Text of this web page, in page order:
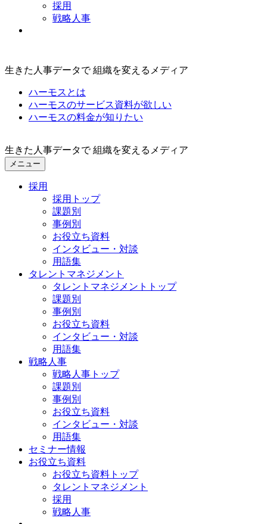
採用
戦略人事
生きた人事データで 組織を変えるメディア
ハーモスとは
ハーモスのサービス資料が欲しい
ハーモスの料金が知りたい
生きた人事データで 組織を変えるメディア
メニュー
採用
採用トップ
課題別
事例別
お役立ち資料
インタビュー・対談
用語集
タレントマネジメント
タレントマネジメントトップ
課題別
事例別
お役立ち資料
インタビュー・対談
用語集
戦略人事
戦略人事トップ
課題別
事例別
お役立ち資料
インタビュー・対談
用語集
セミナー情報
お役立ち資料
お役立ち資料トップ
タレントマネジメント
採用
戦略人事